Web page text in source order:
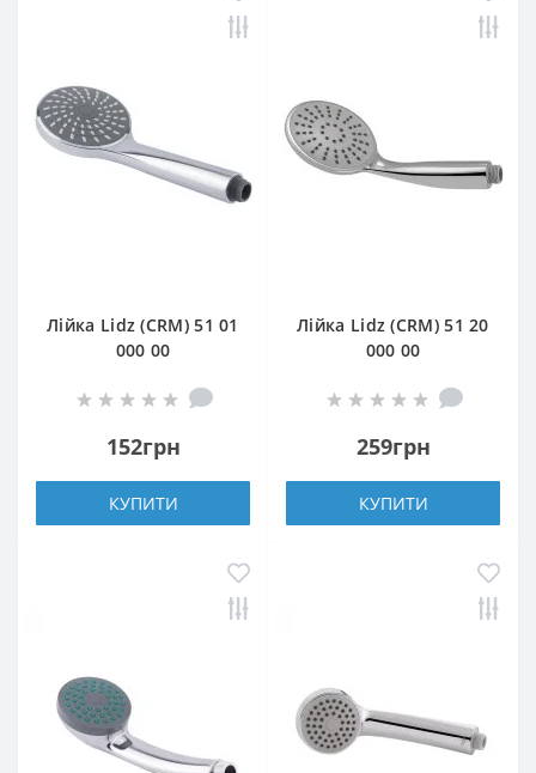
Лійка Lidz (CRM) 51 01
000 00
152грн
КУПИТИ
Лійка Lidz (CRM) 51 20
000 00
259грн
КУПИТИ